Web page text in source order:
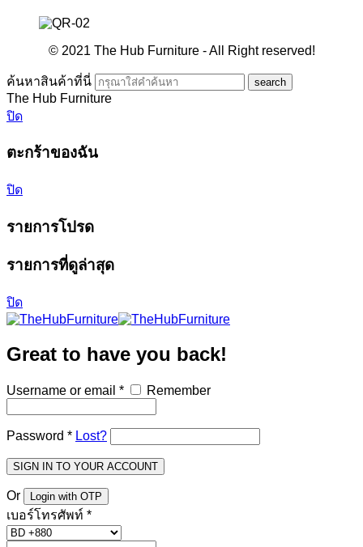
© 2021 The Hub Furniture - All Right reserved!
ค้นหาสินค้าที่นี่
The Hub Furniture
ปิด
ตะกร้าของฉัน
ปิด
รายการโปรด
รายการที่ดูล่าสุด
ปิด
Great to have you back!
Username or email * Remember
Password * Lost?
SIGN IN TO YOUR ACCOUNT
Or Login with OTP
เบอร์โทรศัพท์ *